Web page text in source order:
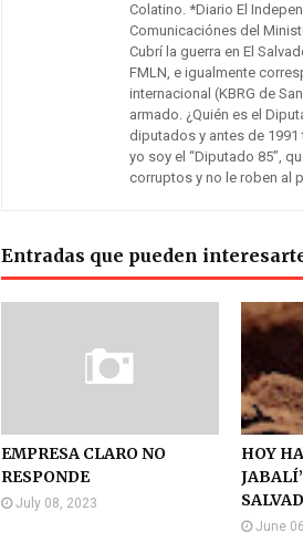
Colatino. *Diario El
Comunicaciónes del
Cubrí la guerra en El
FMLN, e igualmente
internacional (KBRG de
armado. ¿Quién es el
diputados y antes de
yo soy el “Diputado 85”,
corruptos y no le roben al
Entradas que pueden
EMPRESA CLARO NO
RESPONDE
July 08, 2023
HOY
June